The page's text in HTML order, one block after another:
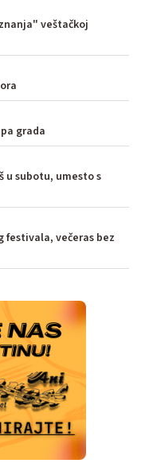
veštačkoj
grada
u subotu, umesto s
festivala, večeras bez